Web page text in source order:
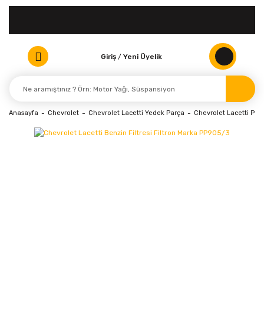
Giriş / Yeni Üyelik
Anasayfa Chevrolet Chevrolet Lacetti Yedek Parça Chevrolet Lacetti